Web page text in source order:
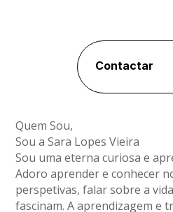
Contactar
Quem Sou,
Sou a Sara Lopes Vieira
Sou uma eterna curiosa e
Adoro aprender e conhecer
perspetivas, falar sobre a
fascinam. A aprendizagem e